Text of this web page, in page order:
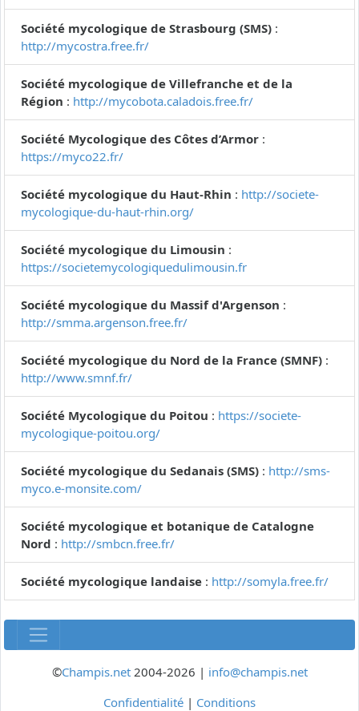
Société mycologique de Strasbourg (SMS) :
http://mycostra.free.fr/
Société mycologique de Villefranche et de la
Région : http://mycobota.caladois.free.fr/
Société Mycologique des Côtes d’Armor :
https://myco22.fr/
Société mycologique du Haut-Rhin : http://societe-
mycologique-du-haut-rhin.org/
Société mycologique du Limousin :
https://societemycologiquedulimousin.fr
Société mycologique du Massif d'Argenson :
http://smma.argenson.free.fr/
Société mycologique du Nord de la France (SMNF) :
http://www.smnf.fr/
Société Mycologique du Poitou : https://societe-
mycologique-poitou.org/
Société mycologique du Sedanais (SMS) : http://sms-
myco.e-monsite.com/
Société mycologique et botanique de Catalogne
Nord : http://smbcn.free.fr/
Société mycologique landaise : http://somyla.free.fr/
©Champis.net2004-2026 | info@champis.net
Confidentialité | Conditions